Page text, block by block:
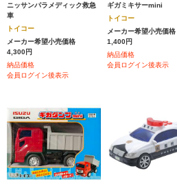
ニッサンパラメディック救急
車
トイコー
メーカー希望小売価格
4,300円
納品価格
会員ログイン後表示
ギガミキサーmini
トイコー
メーカー希望小売価格
1,400円
納品価格
会員ログイン後表示